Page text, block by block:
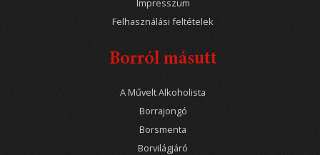
Impresszum
Felhasználási feltételek
Borról másutt
A Művelt Alkoholista
Borrajongó
Borsmenta
Borvilágjáró